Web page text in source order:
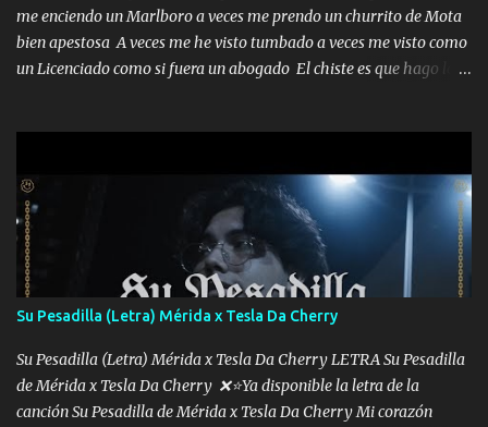
me enciendo un Marlboro a veces me prendo un churrito de Mota
bien apestosa A veces me he visto tumbado a veces me visto como
un Licenciado como si fuera un abogado El chiste es que hago lo
corriente no quieren verte subir de level trucha mis plebes Música
A veces me pongo un sombrero a veces me ven la cachucha de lado
con la mirada siempre en alto A veces me fajó una super o a veces
me fajó una Glock siempre armado todas las generaciones yo
traigo El chiste es que hago lo que quiero pues así soy me mandó
yo tengo el control a todos yo les paro el dedo soy hocicon un
malcriado un malandrón Que Les importa no saben nada falsas
las risas las que me miran hay gente corriente no quieren ve...
Su Pesadilla (Letra) Mérida x Tesla Da Cherry
Su Pesadilla (Letra) Mérida x Tesla Da Cherry LETRA Su Pesadilla
de Mérida x Tesla Da Cherry ❌⭐Ya disponible la letra de la
canción Su Pesadilla de Mérida x Tesla Da Cherry Mi corazón